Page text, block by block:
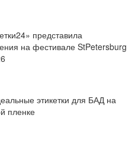
представила
на фестивале StPetersburg
этикетки для БАД на
пленке